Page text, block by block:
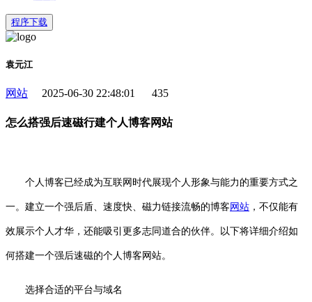
程序下载
袁元江
网站 2025-06-30 22:48:01 435
怎么搭强后速磁行建个人博客网站
个人博客已经成为互联网时代展现个人形象与能力的重要方式之
一。建立一个强后盾、速度快、磁力链接流畅的博客 网站 ，不仅能有
效展示个人才华，还能吸引更多志同道合的伙伴。以下将详细介绍如
何搭建一个强后速磁的个人博客网站。
选择合适的平台与域名